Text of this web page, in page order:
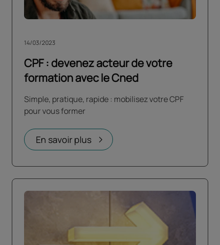
CPF : devenez acteur de votre
formation avec le Cned
14/03/2023
Simple, pratique, rapide : mobilisez votre CPF
pour vous former
En savoir plus